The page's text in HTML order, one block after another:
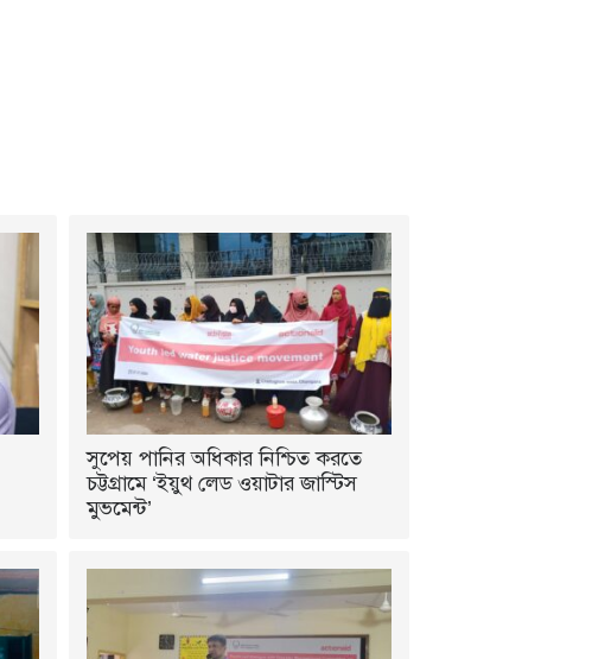
সুপেয় পানির অধিকার নিশ্চিত করতে
চট্টগ্রামে ‘ইয়ুথ লেড ওয়াটার জাস্টিস
মুভমেন্ট’